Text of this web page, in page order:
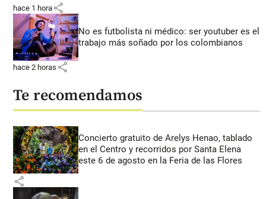
hace 1 hora share
No es futbolista ni médico: ser youtuber es el
trabajo más soñado por los colombianos
hace 2 horas share
Te recomendamos
Concierto gratuito de Arelys Henao, tablado
en el Centro y recorridos por Santa Elena
este 6 de agosto en la Feria de las Flores
share